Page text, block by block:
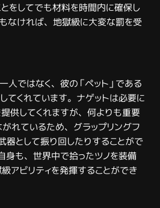
をしてでも材料を時間内に確保し
なければ、地獄級に大変な罰を受
人ではなく、彼の「ペット」である
てくれています。ナゲットは必要に
供してくれますが、何よりも重要
がれているため、グラップリングフ
器として振り回したりすることがで
身も、世界中で拾ったツノを装備
アビリティを発揮することができ